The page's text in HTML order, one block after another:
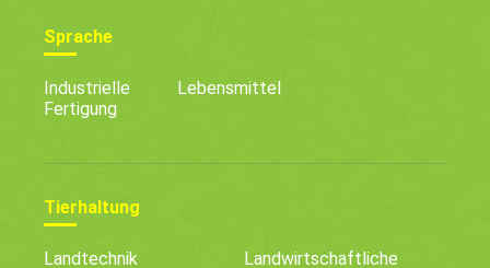
Sprache
Industrielle
Fertigung
Lebensmittel
Tierhaltung
Landtechnik
Landwirtschaftliche